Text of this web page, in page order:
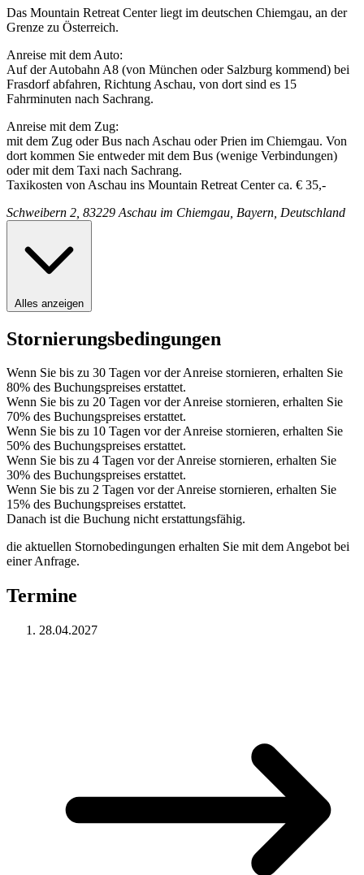
Das Mountain Retreat Center liegt im deutschen Chiemgau, an der
Grenze zu Österreich.
Anreise mit dem Auto:
Auf der Autobahn A8 (von München oder Salzburg kommend) bei
Frasdorf abfahren, Richtung Aschau, von dort sind es 15
Fahrminuten nach Sachrang.
Anreise mit dem Zug:
mit dem Zug oder Bus nach Aschau oder Prien im Chiemgau. Von
dort kommen Sie entweder mit dem Bus (wenige Verbindungen)
oder mit dem Taxi nach Sachrang.
Taxikosten von Aschau ins Mountain Retreat Center ca. € 35,-
Schweibern 2, 83229 Aschau im Chiemgau, Bayern, Deutschland
Alles anzeigen
Stornierungsbedingungen
Wenn Sie bis zu 30 Tagen vor der Anreise stornieren, erhalten Sie
80% des Buchungspreises erstattet.
Wenn Sie bis zu 20 Tagen vor der Anreise stornieren, erhalten Sie
70% des Buchungspreises erstattet.
Wenn Sie bis zu 10 Tagen vor der Anreise stornieren, erhalten Sie
50% des Buchungspreises erstattet.
Wenn Sie bis zu 4 Tagen vor der Anreise stornieren, erhalten Sie
30% des Buchungspreises erstattet.
Wenn Sie bis zu 2 Tagen vor der Anreise stornieren, erhalten Sie
15% des Buchungspreises erstattet.
Danach ist die Buchung nicht erstattungsfähig.
die aktuellen Stornobedingungen erhalten Sie mit dem Angebot bei
einer Anfrage.
Termine
28.04.2027